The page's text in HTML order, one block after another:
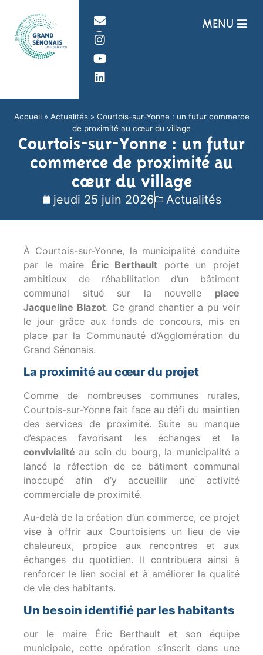
MENU
Accueil» Actualités» Courtois-sur-Yonne : un futur commerce
de proximité au cœur du village
Courtois-sur-Yonne : un futur
commerce de proximité au
cœur du village
jeudi 25 juin 2026 Actualités
À Courtois-sur-Yonne, la municipalité conduite
par le maire Éric Berthault porte un projet
ambitieux de réhabilitation d’un bâtiment
communal situé sur la nouvelle place
Jacqueline Blazot. Ce grand chantier a pu voir
le jour grâce aux fonds de concours, mis en
place par la Communauté d’Agglomération du
Grand Sénonais.
La proximité au cœur du projet
Comme de nombreuses communes rurales,
Courtois-sur-Yonne fait face au défi du maintien
des services de proximité. Suite au manque
d’espaces favorisant les échanges et la
convivialité au sein du bourg, la municipalité a
lancé la réfection de ce bâtiment communal
inoccupé afin d’y accueillir une activité
commerciale de proximité.
Au-delà de la création d’un commerce, ce projet
vise à offrir aux Courtoisiens un lieu de vie
chaleureux, propice aux rencontres et aux
échanges du quotidien. Il contribuera ainsi à
renforcer le lien social et à améliorer la qualité
de vie des habitants.
Un besoin identifié par les habitants
our le maire Éric Berthault et son équipe
municipale, cette opération s’inscrit dans une